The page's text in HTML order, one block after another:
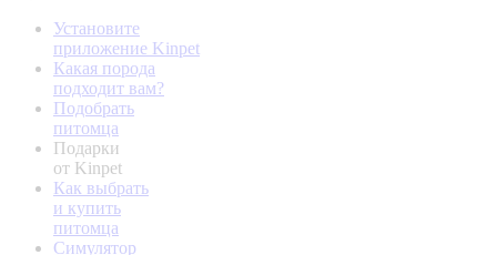
Установите
приложение Kinpet
Какая порода
подходит вам?
Подобрать
питомца
Подарки
от Kinpet
Как выбрать
и купить
питомца
Симулятор